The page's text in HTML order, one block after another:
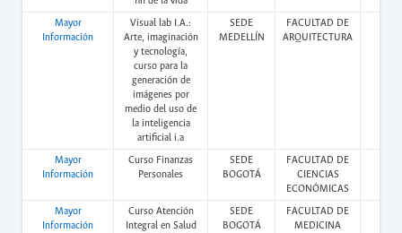
Mayor
Información
Visual lab I.A.:
Arte, imaginación
y tecnología,
curso para la
generación de
imágenes por
medio del uso de
la inteligencia
artificial i.a
SEDE
MEDELLÍN
FACULTAD DE
ARQUITECTURA
Mayor
Información
Curso Finanzas
Personales
SEDE
BOGOTÁ
FACULTAD DE
CIENCIAS
ECONÓMICAS
Mayor
Información
Curso Atención
Integral en Salud
SEDE
BOGOTÁ
FACULTAD DE
MEDICINA